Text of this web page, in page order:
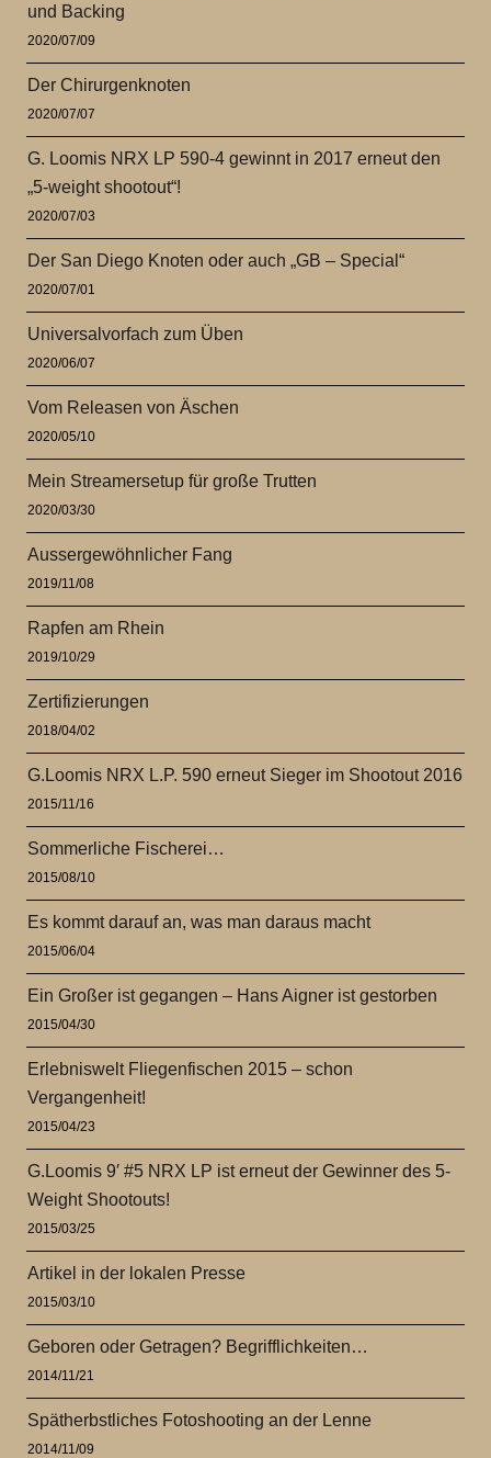
und Backing
2020/07/09
Der Chirurgenknoten
2020/07/07
G. Loomis NRX LP 590-4 gewinnt in 2017 erneut den
„5-weight shootout“!
2020/07/03
Der San Diego Knoten oder auch „GB – Special“
2020/07/01
Universalvorfach zum Üben
2020/06/07
Vom Releasen von Äschen
2020/05/10
Mein Streamersetup für große Trutten
2020/03/30
Aussergewöhnlicher Fang
2019/11/08
Rapfen am Rhein
2019/10/29
Zertifizierungen
2018/04/02
G.Loomis NRX L.P. 590 erneut Sieger im Shootout 2016
2015/11/16
Sommerliche Fischerei…
2015/08/10
Es kommt darauf an, was man daraus macht
2015/06/04
Ein Großer ist gegangen – Hans Aigner ist gestorben
2015/04/30
Erlebniswelt Fliegenfischen 2015 – schon
Vergangenheit!
2015/04/23
G.Loomis 9′ #5 NRX LP ist erneut der Gewinner des 5-
Weight Shootouts!
2015/03/25
Artikel in der lokalen Presse
2015/03/10
Geboren oder Getragen? Begrifflichkeiten…
2014/11/21
Spätherbstliches Fotoshooting an der Lenne
2014/11/09